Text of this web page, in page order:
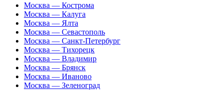
Москва — Кострома
Москва — Калуга
Москва — Ялта
Москва — Севастополь
Москва — Санкт-Петербург
Москва — Тихорецк
Москва — Владимир
Москва — Брянск
Москва — Иваново
Москва — Зеленоград